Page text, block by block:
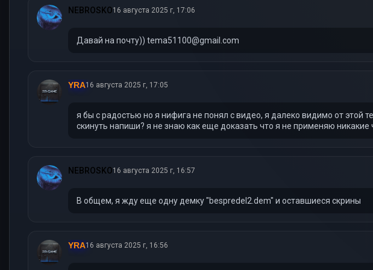
NEBROSKO16 августа 2025 г, 17:06
Давай на почту)) tema51100@gmail.com
YRA16 августа 2025 г, 17:05
я бы с радостью но я нифига не понял с видео, я далеко видимо от этой
скинуть напиши? я не знаю как еще доказать что я не применяю никакие
NEBROSKO16 августа 2025 г, 16:57
В общем, я жду еще одну демку "bespredel2.dem" и оставшиеся скрины
YRA16 августа 2025 г, 16:56